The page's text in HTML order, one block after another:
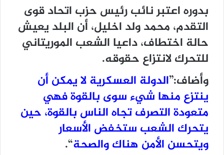
بدوره اعتبر نائب رئيس حزب اتحاد قوى
التقدم، محمد ولد اخليل، أن البلد يعيش
حالة اختطاف، داعيا الشعب الموريتاني
للتحرك لانتزاع حقوقه.
وأضاف:”الدولة العسكرية لا يمكن أن
ينتزع منها شيء سوى بالقوة فهي
متعودة التصرف تجاه الناس بالقوة، حين
يتحرك الشعب ستخفض الأسعار
ويتحسن الأمن هناك والصحة“.